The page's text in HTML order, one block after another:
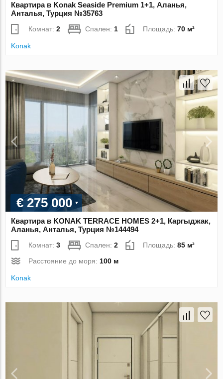
Квартира в Konak Seaside Premium 1+1, Аланья,
Анталья, Турция №35763
Комнат:2 Спален: 1 Площадь:70 м²
Konak
€ 275 000
Квартира в KONAK TERRACE HOMES 2+1, Каргыджак,
Аланья, Анталья, Турция №144494
Комнат:3 Спален:2 Площадь:85 м²
Расстояние до моря: 100 м
Konak